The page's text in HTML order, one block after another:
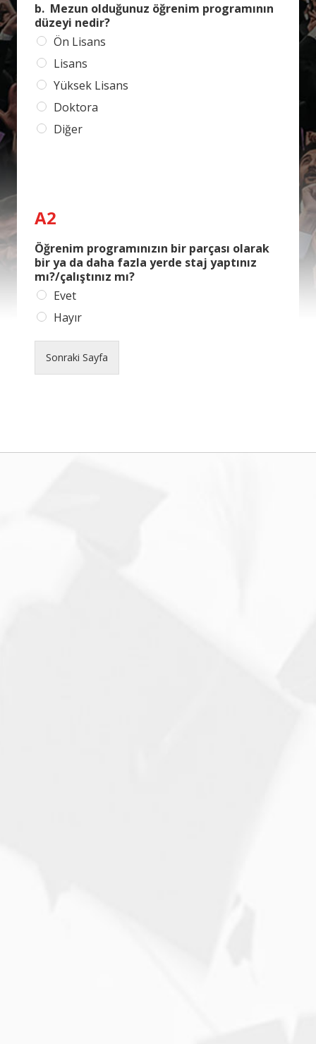
b. Mezun olduğunuz öğrenim programının
düzeyi nedir?
Ön Lisans
Lisans
Yüksek Lisans
Doktora
Diğer
A2
Öğrenim programınızın bir parçası olarak
bir ya da daha fazla yerde staj yaptınız
mı?/çalıştınız mı?
Evet
Hayır
Sonraki Sayfa